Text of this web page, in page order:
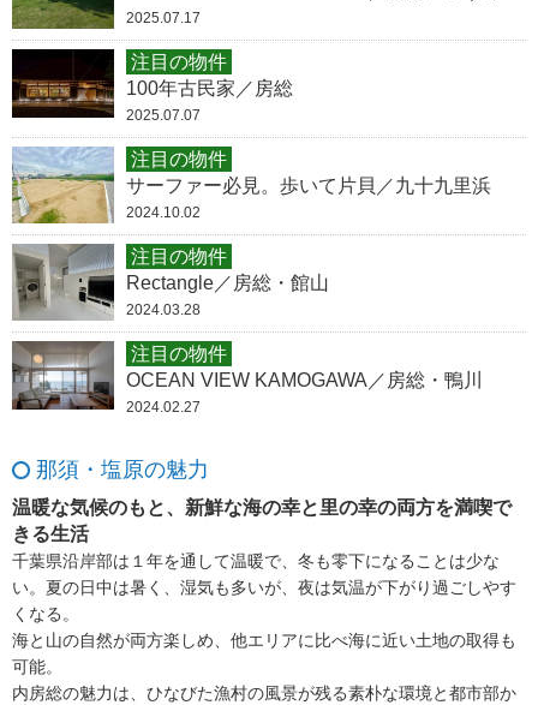
2025.07.17
注目の物件
100年古民家／房総
2025.07.07
注目の物件
サーファー必見。歩いて片貝／九十九里浜
2024.10.02
注目の物件
Rectangle／房総・館山
2024.03.28
注目の物件
OCEAN VIEW KAMOGAWA／房総・鴨川
2024.02.27
那須・塩原の魅力
温暖な気候のもと、新鮮な海の幸と里の幸の両方を満喫で
きる生活
千葉県沿岸部は１年を通して温暖で、冬も零下になることは少な
い。夏の日中は暑く、湿気も多いが、夜は気温が下がり過ごしやす
くなる。
海と山の自然が両方楽しめ、他エリアに比べ海に近い土地の取得も
可能。
内房総の魅力は、ひなびた漁村の風景が残る素朴な環境と都市部か